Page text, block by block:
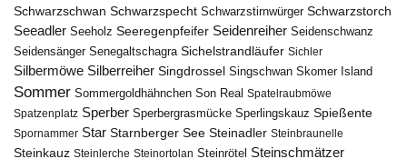
Schwarzschwan Schwarzspecht Schwarzstirnwürger Schwarzstorch
Seeadler Seeholz Seeregenpfeifer Seidenreiher Seidenschwanz
Seidensänger Senegaltschagra Sichelstrandläufer Sichler
Silbermöwe Silberreiher Singdrossel Singschwan Skomer Island
Sommer Sommergoldhähnchen Son Real Spatelraubmöwe
Spatzenplatz Sperber Sperbergrasmücke Sperlingskauz Spießente
Spornammer Star Starnberger See Steinadler Steinbraunelle
Steinkauz Steinlerche Steinortolan Steinrötel Steinschmätzer